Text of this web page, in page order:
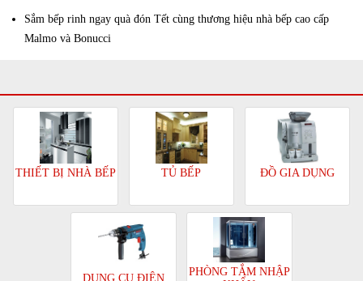
Sắm bếp rinh ngay quà đón Tết cùng thương hiệu nhà bếp cao cấp
Malmo và Bonucci
THIẾT BỊ NHÀ BẾP TỦ BẾP ĐỒ GIA DỤNG
DỤNG CỤ ĐIỆN
PHÒNG TẮM NHẬP